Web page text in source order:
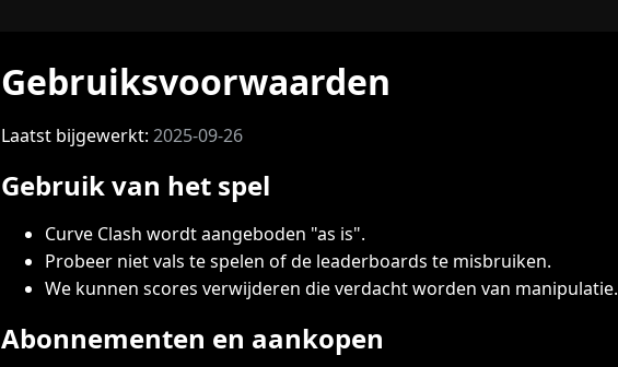
Gebruiksvoorwaarden
Laatst bijgewerkt: 2025-09-26
Gebruik van het spel
Curve Clash wordt aangeboden "as is".
Probeer niet vals te spelen of de leaderboards te misbruiken.
We kunnen scores verwijderen die verdacht worden van manipulatie.
Abonnementen en aankopen